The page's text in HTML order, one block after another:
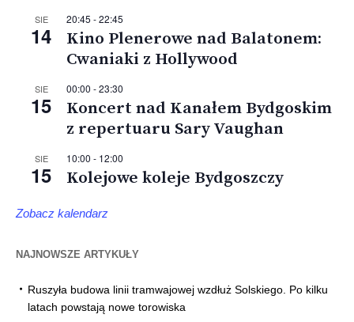
SIE
14
20:45 -22:45
Kino Plenerowe nad Balatonem:
Cwaniaki z Hollywood
SIE
15
00:00 -23:30
Koncert nad Kanałem Bydgoskim
z repertuaru Sary Vaughan
SIE
15
10:00 - 12:00
Kolejowe koleje Bydgoszczy
Zobacz kalendarz
NAJNOWSZE ARTYKUŁY
Ruszyła budowa linii tramwajowej wzdłuż Solskiego. Po kilku
latach powstają nowe torowiska